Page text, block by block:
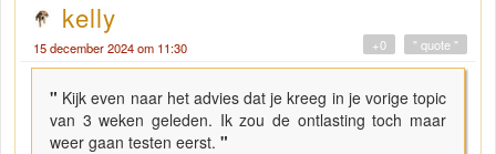
kelly
15 december 2024 om 11:30 " quote "
+0
" Kijk even naar het advies dat je kreeg in je vorige topic
van 3 weken geleden. Ik zou de ontlasting toch maar
weer gaan testen eerst. "